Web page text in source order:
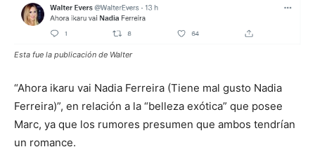
Esta fue la publicación de Walter
“Ahora ikaru vai Nadia Ferreira (Tiene mal gusto Nadia
Ferreira)”, en relación a la “belleza exótica” que posee
Marc, ya que los rumores presumen que ambos tendrían
un romance.